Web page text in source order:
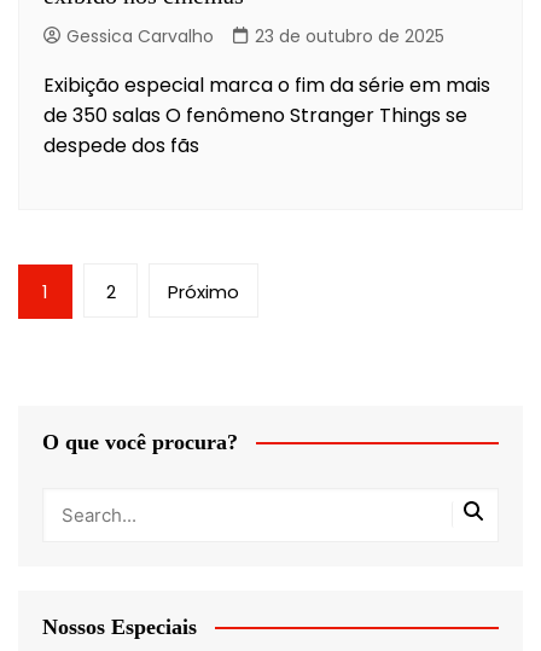
Gessica Carvalho 23 de outubro de 2025
Exibição especial marca o fim da série em mais
de 350 salas O fenômeno Stranger Things se
despede dos fãs
Paginação
de
1 2 Próximo
O que você procura?
Nossos Especiais